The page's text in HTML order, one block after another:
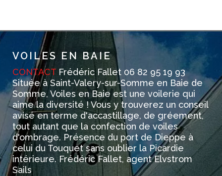
VOILES EN BAIE
CONTACT Frédéric Fallet 06 82 95 19 93
Située à Saint-Valery-sur-Somme en Baie de
Somme, Voiles en Baie est une voilerie qui
aime la diversité ! Vous y trouverez un conseil
avisé en terme d'accastillage, de gréement,
tout autant que la confection de voiles
d'ombrage. Présence du port de Dieppe à
celui du Touquet sans oublier la Picardie
intérieure. Frédéric Fallet, agent Elvstrom
Sails